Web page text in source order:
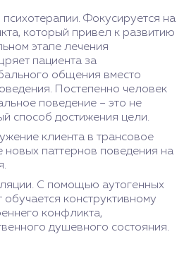
Фокусируется на
который привел к развитию
этапе лечения
пациента за
общения вместо
Постепенно человек
поведение – это не
способ достижения цели.
клиента в трансовое
новых паттернов поведения на
С помощью аутогенных
конструктивному
конфликта,
душевного состояния.